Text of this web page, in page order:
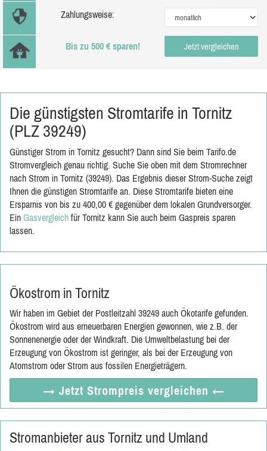
Zahlungsweise:
Bis zu 500 € sparen! Jetzt vergleichen
Die günstigsten Stromtarife in Tornitz
(PLZ 39249)
Günstiger Strom in Tornitz gesucht? Dann sind Sie beim Tarifo.de
Stromvergleich genau richtig. Suche Sie oben mit dem Stromrechner
nach Strom in Tornitz (39249). Das Ergebnis dieser Strom-Suche zeigt
Ihnen die günstigen Stromtarife an. Diese Stromtarife bieten eine
Ersparnis von bis zu 400,00 € gegenüber dem lokalen Grundversorger.
Ein Gasvergleich für Tornitz kann Sie auch beim Gaspreis sparen
lassen.
Ökostrom in Tornitz
Wir haben im Gebiet der Postleitzahl 39249 auch Ökotarife gefunden.
Ökostrom wird aus erneuerbaren Energien gewonnen, wie z.B. der
Sonnenenergie oder der Windkraft. Die Umweltbelastung bei der
Erzeugung von Ökostrom ist geringer, als bei der Erzeugung von
Atomstrom oder Strom aus fossilen Energieträgern.
→ Jetzt Strompreis vergleichen ←
Stromanbieter aus Tornitz und Umland